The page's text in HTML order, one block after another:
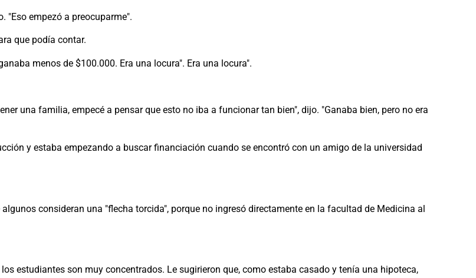
"Eso empezó a preocuparme".
que podía contar.
menos de $100.000. Era una locura". Era una locura".
una familia, empecé a pensar que esto no iba a funcionar tan bien", dijo. "Ganaba bien, pero no era
y estaba empezando a buscar financiación cuando se encontró con un amigo de la universidad
consideran una "flecha torcida", porque no ingresó directamente en la facultad de Medicina al
estudiantes son muy concentrados. Le sugirieron que, como estaba casado y tenía una hipoteca,